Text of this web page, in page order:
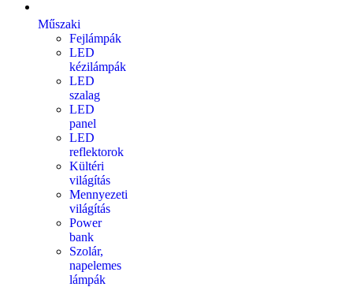
Műszaki
Fejlámpák
LED
kézilámpák
LED
szalag
LED
panel
LED
reflektorok
Kültéri
világítás
Mennyezeti
világítás
Power
bank
Szolár,
napelemes
lámpák